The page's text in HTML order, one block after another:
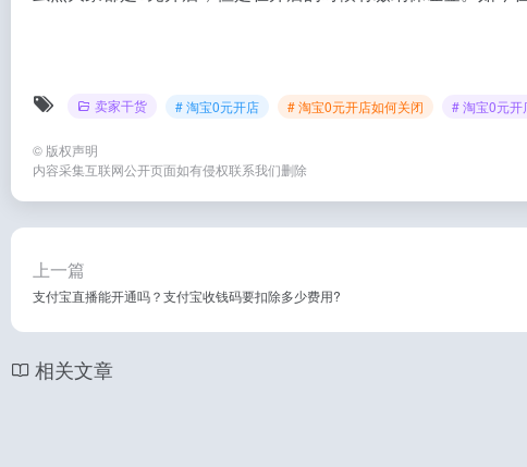
卖家干货 # 淘宝0元开店 # 淘宝0元开店如何关闭 # 淘宝0元开
© 版权声明
内容采集互联网公开页面如有侵权联系我们删除
上一篇
支付宝直播能开通吗？支付宝收钱码要扣除多少费用?
相关文章